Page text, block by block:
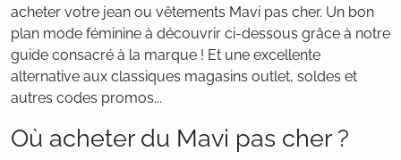
acheter votre jean ou vêtements Mavi pas cher. Un bon
plan mode féminine à découvrir ci-dessous grâce à notre
guide consacré à la marque ! Et une excellente
alternative aux classiques magasins outlet, soldes et
autres codes promos...
Où acheter du Mavi pas cher ?